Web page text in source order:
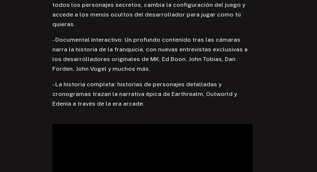
todos los personajes secretos, cambia la configuración del juego y
accede a los menús ocultos del desarrollador para jugar como tú
quieras.
- Documental interactivo: Un profundo contenido tras las cámaras
narra la historia de la franquicia, con nuevas entrevistas exclusivas a
los desarrolladores originales de MK: Ed Boon, John Tobias, Dan
Forden, John Vogel y muchos más.
- La historia completa: historias de personajes detalladas y
cronogramas trazan la narrativa épica de Earthrealm, Outworld y
Edenia a través de la era arcade.